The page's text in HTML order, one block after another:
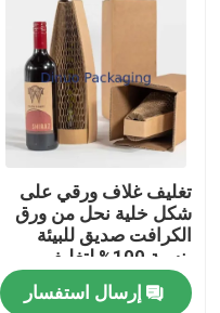
بيت
منتجات
تغليف غلاف ورقي على
شكل خلية نحل من ورق
الكرافت صديق للبيئة
بنسبة 100% لتغليف
زجاجات الخمور
إرسال استفسار